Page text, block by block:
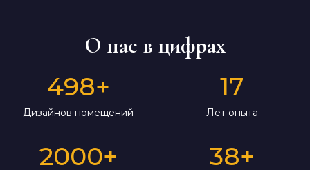
О нас в цифрах
498+
Дизайнов помещений
17
Лет опыта
2000+ 38+